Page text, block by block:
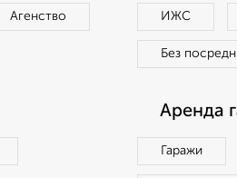
Агенство ИЖС
Без
Аренда
Гаражи